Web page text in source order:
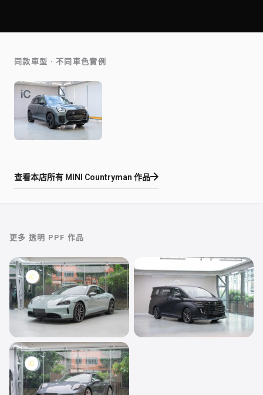
同款車型 · 不同車色實例
查看本店所有 MINI Countryman 作品
更多 透明 PPF 作品
透明 PPF
Porsche Taycan